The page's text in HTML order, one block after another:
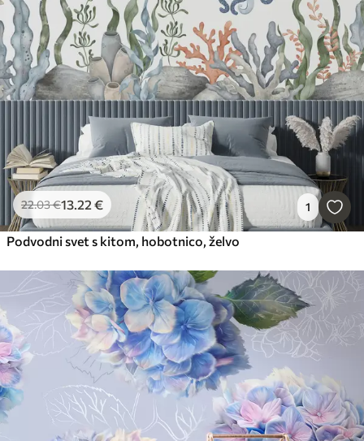
22.03€13.22 € 1
Podvodni svet s kitom, hobotnico, želvo